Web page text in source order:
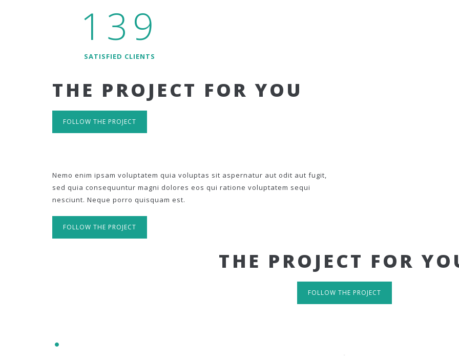
139
SATISFIED CLIENTS
THE PROJECT FOR YOU
FOLLOW THE PROJECT
Nemo enim ipsam voluptatem quia voluptas sit aspernatur aut odit aut fugit,
sed quia consequuntur magni dolores eos qui ratione voluptatem sequi
nesciunt. Neque porro quisquam est.
FOLLOW THE PROJECT
THE PROJECT FOR
FOLLOW THE PROJECT